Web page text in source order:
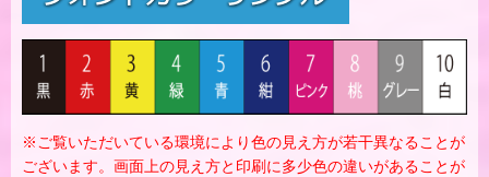
※ご覧いただいている環境により色の見え方が若干異なることが
ございます。画面上の見え方と印刷に多少色の違いがあることが